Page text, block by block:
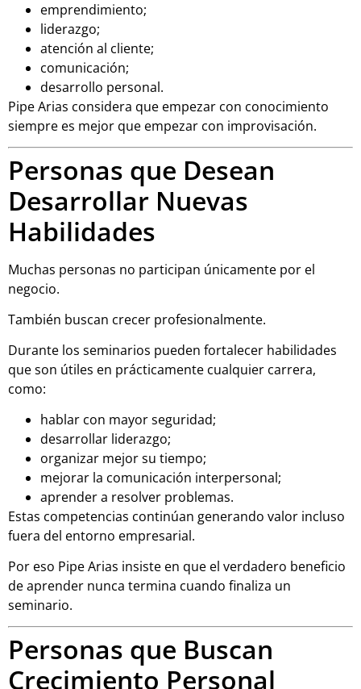
emprendimiento;
liderazgo;
atención al cliente;
comunicación;
desarrollo personal.
Pipe Arias considera que empezar con conocimiento
siempre es mejor que empezar con improvisación.
Personas que Desean
Desarrollar Nuevas
Habilidades
Muchas personas no participan únicamente por el
negocio.
También buscan crecer profesionalmente.
Durante los seminarios pueden fortalecer habilidades
que son útiles en prácticamente cualquier carrera,
como:
hablar con mayor seguridad;
desarrollar liderazgo;
organizar mejor su tiempo;
mejorar la comunicación interpersonal;
aprender a resolver problemas.
Estas competencias continúan generando valor incluso
fuera del entorno empresarial.
Por eso Pipe Arias insiste en que el verdadero beneficio
de aprender nunca termina cuando finaliza un
seminario.
Personas que Buscan
Crecimiento Personal